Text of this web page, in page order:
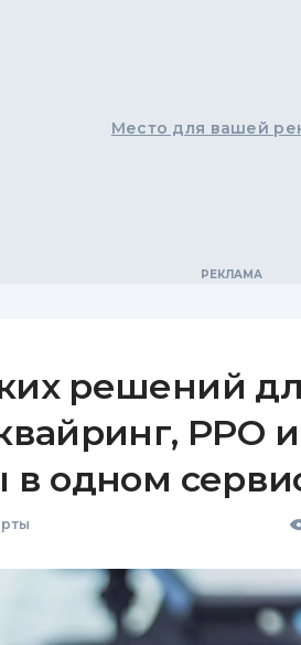
Место для вашей
решений
РРО и
в одном